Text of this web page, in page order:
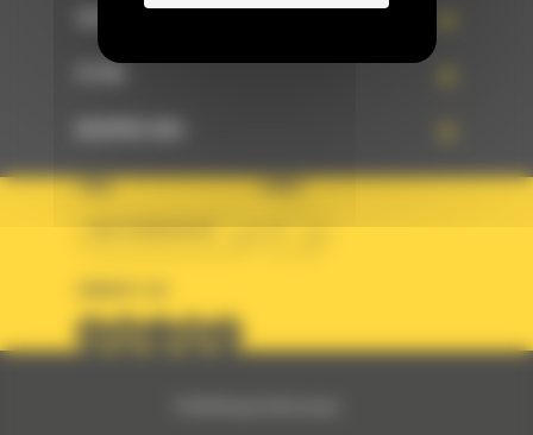
TARA
BM ROMANIAN
LIMBA
ro